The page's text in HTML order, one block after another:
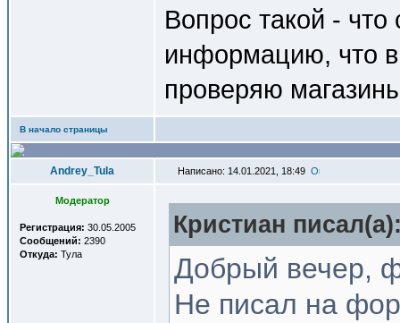
Вопрос такой -
информацию, что
проверяю
В начало страницы
Andrey_Tula Написано: 14.01.2021, 18:49
Модератор
Регистрация: 30.05.2005
Сообщений: 2390
Откуда: Тула
Кристиан
Добрый вечер,
Не писал на